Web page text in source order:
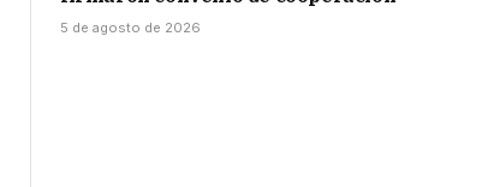
5 de agosto de 2026